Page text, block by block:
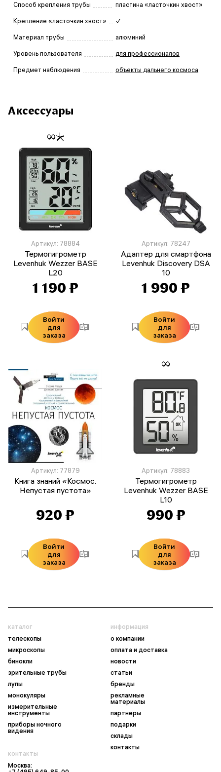
Способ крепления трубы пластина «ласточкин хвост»
Крепление «ласточкин хвост» ✓
Материал трубы алюминий
Уровень пользователя для профессионалов
Предмет наблюдения объекты дальнего космоса
Аксессуары
Артикул: 78884
Термогигрометр
Levenhuk Wezzer BASE
L20
1 190 ₽
Войти
для
заказа
Артикул: 78247
Адаптер для смартфона
Levenhuk Discovery DSA
10
1 990 ₽
Войти
для
заказа
Артикул: 77879
Книга знаний «Космос.
Непустая пустота»
920 ₽
Войти
для
заказа
Артикул: 78883
Термогигрометр
Levenhuk Wezzer BASE
L10
990 ₽
Войти
для
заказа
каталог
телескопы
микроскопы
бинокли
зрительные трубы
лупы
монокуляры
измерительные
инструменты
приборы ночного
видения
информация
о компании
оплата и доставка
новости
статьи
бренды
рекламные
материалы
партнеры
подарки
склады
контакты
контакты
Москва: